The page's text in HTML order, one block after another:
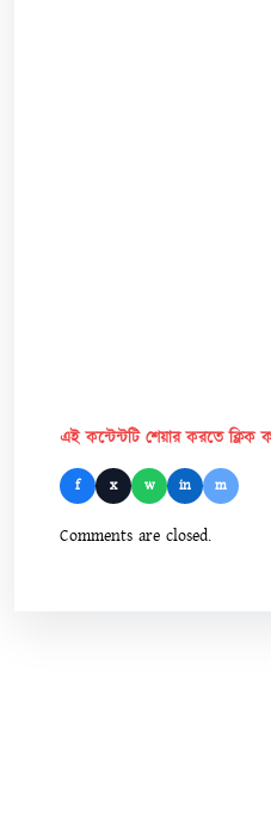
এই কন্টেন্টটি শেয়ার করতে ক্লিক
f x w in m
Comments are closed.